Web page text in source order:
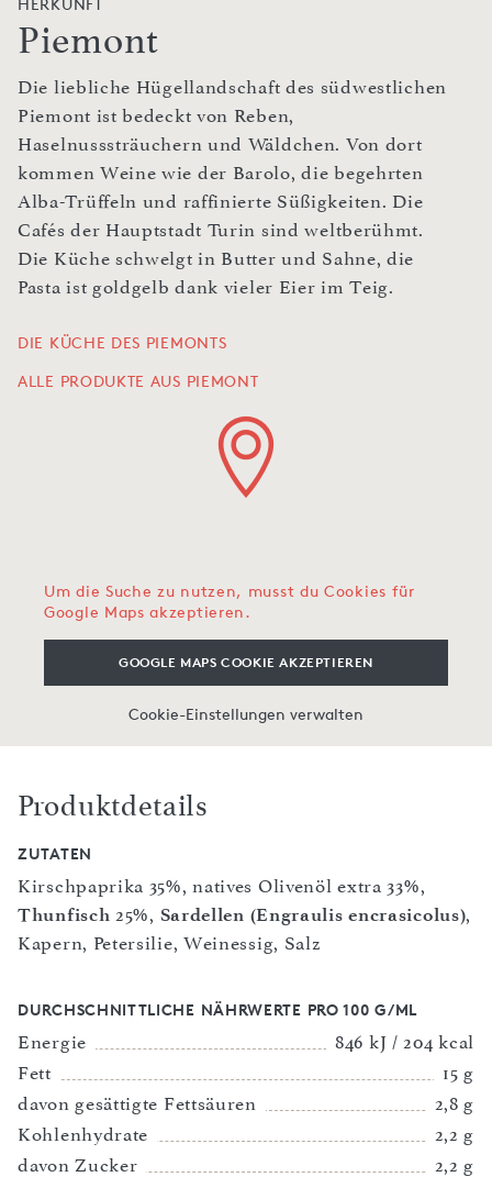
Piemont
Die liebliche Hügellandschaft des südwestlichen
Piemont ist bedeckt von Reben,
Haselnusssträuchern und Wäldchen. Von dort
kommen Weine wie der Barolo, die begehrten
Alba-Trüffeln und raffinierte Süßigkeiten. Die
Cafés der Hauptstadt Turin sind weltberühmt.
Die Küche schwelgt in Butter und Sahne, die
Pasta ist goldgelb dank vieler Eier im Teig.
DIE KÜCHE DES PIEMONTS
ALLE PRODUKTE AUS PIEMONT
Um die Suche zu nutzen, musst du Cookies für
Google Maps akzeptieren.
GOOGLE MAPS COOKIE AKZEPTIEREN
Cookie-Einstellungen verwalten
Produktdetails
ZUTATEN
Kirschpaprika 35%, natives Olivenöl extra 33%,
Thunfisch 25%, Sardellen (Engraulis encrasicolus),
Kapern, Petersilie, Weinessig, Salz
DURCHSCHNITTLICHE NÄHRWERTE PRO 100 G/ML
Energie
846 kJ / 204 kcal
Fett
15 g
davon gesättigte Fettsäuren
2,8 g
Kohlenhydrate
2,2 g
davon Zucker
2,2 g